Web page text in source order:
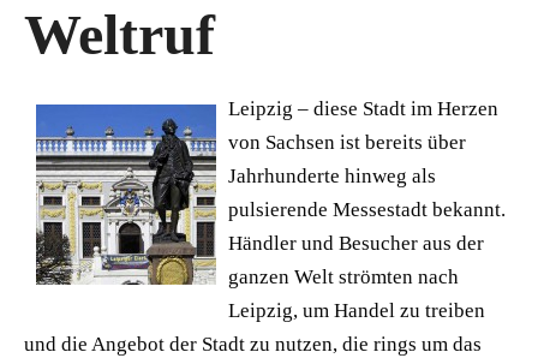
Weltruf
Leipzig – diese Stadt im Herzen
von Sachsen ist bereits über
Jahrhunderte hinweg als
pulsierende Messestadt bekannt.
Händler und Besucher aus der
ganzen Welt strömten nach
Leipzig, um Handel zu treiben
und die Angebot der Stadt zu nutzen, die rings um das